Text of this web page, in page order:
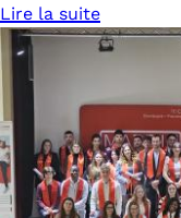
Lire la suite